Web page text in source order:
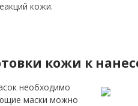
кожи.
кожи к
необходимо
маски можно